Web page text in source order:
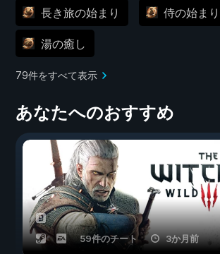
長き旅の始まり 侍の始まり
湯の癒し
79件をすべて表示
あなたへのおすすめ
59件のチート 3か月前